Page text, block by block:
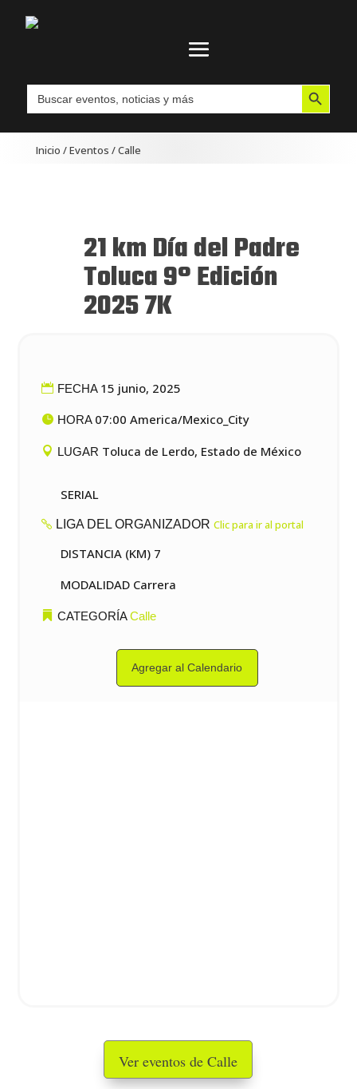
Buscar: Botón de búsqueda
Inicio /Eventos /Calle
21 km Día del Padre
Toluca 9° Edición
2025 7K
FECHA 15 junio, 2025
HORA 07:00 America/Mexico_City
LUGAR Toluca de Lerdo, Estado de México
SERIAL
LIGA DEL ORGANIZADOR Clic para ir al portal
DISTANCIA (KM) 7
MODALIDAD Carrera
CATEGORÍACalle
Agregar al Calendario
Ver eventos de Calle